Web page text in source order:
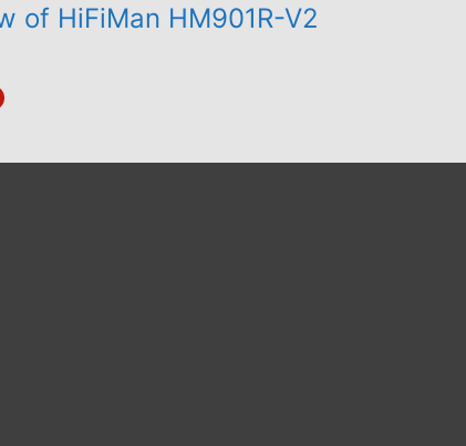
of HiFiMan HM901R-V2